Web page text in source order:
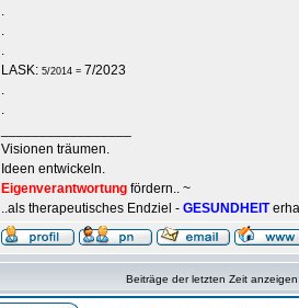
.
.
.
LASK: 5/2014 = 7/2023
.
.
Visionen träumen.
Ideen entwickeln.
Eigenverantwortung fördern.. ~
..als therapeutisches Endziel - GESUNDHEIT
Beiträge der letzten Zeit